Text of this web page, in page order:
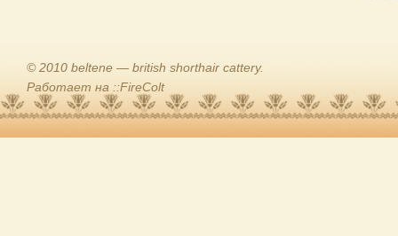
© 2010 beltene — british shorthair cattery.
Работает на ::FireColt